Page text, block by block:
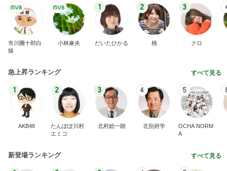
市川團十郎白
猿
小林麻央
1
だいたひかる
2
桃
3
クロ
急上昇ランキング すべて見る
1
AKB48
2
たんぽぽ川村
エミコ
3
北村総一朗
4
北別府学
5
OCHA NORM
A
新登場ランキング すべて見る